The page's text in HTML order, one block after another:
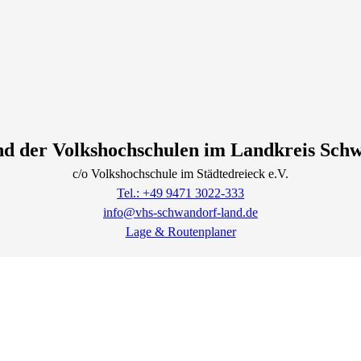
der Volkshochschulen im Landkreis
c/o Volkshochschule im Städtedreieck e.V.
Tel.: +49 9471 3022-333
info@vhs-schwandorf-land.de
Lage & Routenplaner